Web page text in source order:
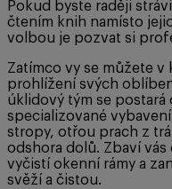
Pokud byste raději
čtením knih namísto
volbou je pozvat si
Zatímco vy se můžete
prohlížení svých
úklidový tým se postará
specializované
stropy, otřou prach z
odshora dolů. Zbaví
vyčistí okenní rámy a
svěží a čistou.